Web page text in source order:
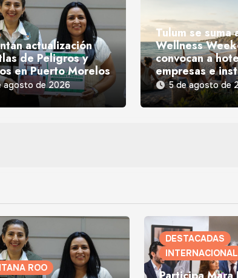
actualización
de Peligros y
en Puerto Morelos
agosto de 2026
Tulum se suma
Wellness
convocan a
empresas e
5 de agosto de
ROO
DESTACADAS
INTERNACIONAL